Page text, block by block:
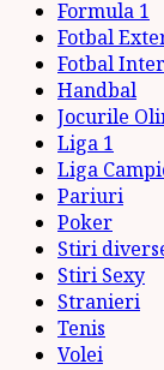
Formula 1
Fotbal
Fotbal
Handbal
Jocurile
Liga 1
Liga
Pariuri
Poker
Stiri
Stiri Sexy
Stranieri
Tenis
Volei